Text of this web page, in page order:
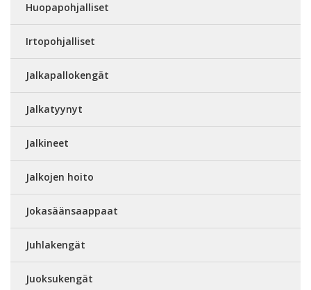
Huopapohjalliset
Irtopohjalliset
Jalkapallokengät
Jalkatyynyt
Jalkineet
Jalkojen hoito
Jokasäänsaappaat
Juhlakengät
Juoksukengät